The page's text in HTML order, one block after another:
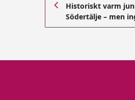
Historiskt varm
Södertälje – men